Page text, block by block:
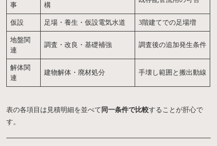
事
構
仮設 足場・養生・仮設電気水道 3階建てでの足場増
地盤関
連
調査・改良・基礎補強 調査後の追加発生条件
解体関
連
建物解体・廃材処分 手壊し範囲と搬出動線
表の各項目は見積明細を並べて 同一条件で比較することが肝心で
す。